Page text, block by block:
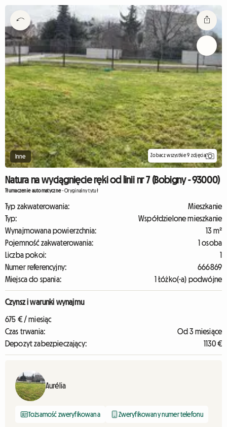
Inne Zobacz wszystkie 9 zdjęcia
Natura na wyciągnięcie ręki od linii nr 7 (Bobigny - 93000)
Tłumaczenie automatyczne-Oryginalny tytuł
Typ zakwaterowania:
Mieszkanie
Typ:
Współdzielone mieszkanie
Wynajmowana powierzchnia:
13 m²
Pojemność zakwaterowania:
1 osoba
Liczba pokoi:
1
Numer referencyjny:
666869
Miejsca do spania:
1 Łóżko(-a) podwójne
Czynsz i warunki wynajmu
675 € / miesiąc
Czas trwania:
Od 3 miesiące
Depozyt zabezpieczający:
1130 €
Aurélia
Tożsamość zweryfikowana Zweryfikowany numer telefonu